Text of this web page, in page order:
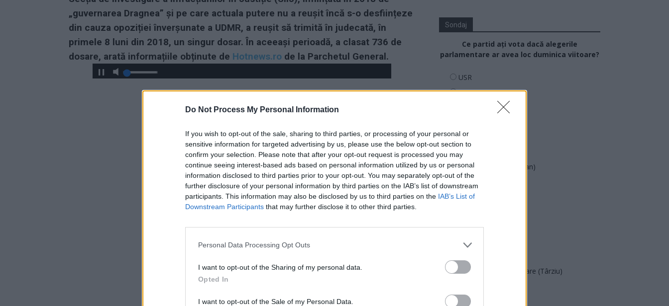
Do Not Process My Personal Information
If you wish to opt-out of the sale, sharing to third parties, or processing of your personal or
sensitive information for targeted advertising by us, please use the below opt-out section to
confirm your selection. Please note that after your opt-out request is processed you may
continue seeing interest-based ads based on personal information utilized by us or personal
information disclosed to third parties prior to your opt-out. You may separately opt-out of the
further disclosure of your personal information by third parties on the IAB’s list of downstream
participants. This information may also be disclosed by us to third parties on the IAB’s List of
Downstream Participants that may further disclose it to other third parties.
Personal Data Processing Opt Outs
I want to opt-out of the Sharing of my personal data.
Opted In
I want to opt-out of the Sale of my Personal Data.
„guvernarea Dragnea” și pe care actuala putere nu a reușit încă s-o desființeze
din cauza opoziției înverșunate a UDMR, a reușit să trimită în judecată, în
primele 8 luni din 2018, un singur dosar. În aceeași perioadă, a clasat 736 de
dosare, arată informațiile obținute de Hotnews.ro de la Parchetul General.
Sondaj
Ce partid ați vota dacă alegerile
parlamentare ar avea loc duminica viitoare?
USR
PNL
UDMR
PMP (Tomac)
Forța Dreptei (L. Orban)
REPER
SOS (Șoșoacă)
POT (Gavrilă)
Acțiunea Conservatoare (Târziu)
PUSL (D. Voiculescu)